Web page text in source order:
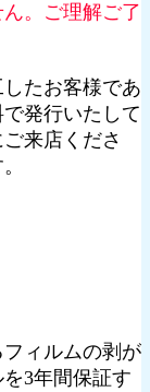
。ご理解ご了
たお客様であ
で発行いたして
来店くださ
ィルムの剥が
3年間保証す